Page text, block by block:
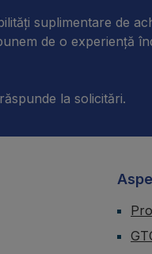
suplimentare de
de o experiență
la solicitări.